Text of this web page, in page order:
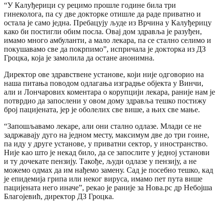
“У Калуђерици су рецимо прошле године била три
гинеколога, па су две докторке отишле да раде приватно и
остала је само једна. Пребацују људе из Врчина у Калуђерицу
како би постигли обим посла. Овај дом здравља је разуђен,
имамо много амбуланти, а мало лекара, па се стално селимо и
покушавамо све да покрпимо”, испричала је докторка из ДЗ
Гроцка, која је замолила да остане анонимна.
Директор ове здравствене установе, који није одговорио на
наша питања поводом одлагања изградње објекта у Винчи,
али и Лончарових коментара о корупцији лекара, раније нам је
потврдио да запослени у овом дому здравља тешко постижу
број пацијената, јер је оболелих све више, а њих све мање.
“Запошљавамо лекаре, али они стално одлазе. Млади се не
задржавају дуго на једном месту, максимум две до три гоине,
па иду у друге установе, у приватни сектор, у иностранство.
Није као што је некад било, да се запослите у једној установи
и ту дочекате пензију. Такође, људи одлазе у пензију, а не
можемо одмах да им нађемо замену. Сад је посебно тешко, кад
је епидемија грипа или неког вируса, имамо пет пута више
пацијената него иначе”, рекао је раније за Нова.рс др Небојша
Благојевић, директор ДЗ Гроцка.